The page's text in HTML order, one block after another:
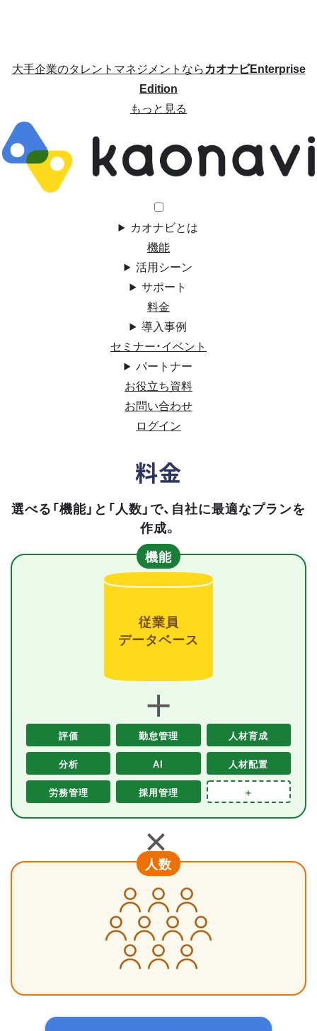
大手企業のタレントマネジメントならカオナビEnterprise
Edition
もっと見る
カオナビとは
機能
活用シーン
サポート
料金
導入事例
セミナー・イベント
パートナー
お役立ち資料
お問い合わせ
ログイン
料金
選べる「機能」と「人数」で、自社に最適なプランを
作成。
機能
従業員
データベース
＋
評価 勤怠管理 人材育成
分析 AI 人材配置
労務管理 採用管理 ＋
＋
人数